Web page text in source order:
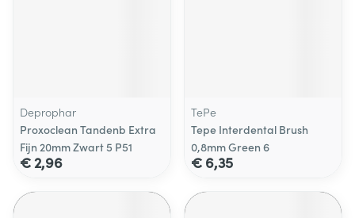
Deprophar
Proxoclean Tandenb Extra
Fijn 20mm Zwart 5 P51
€ 2,96
TePe
Tepe Interdental Brush
0,8mm Green 6
€ 6,35